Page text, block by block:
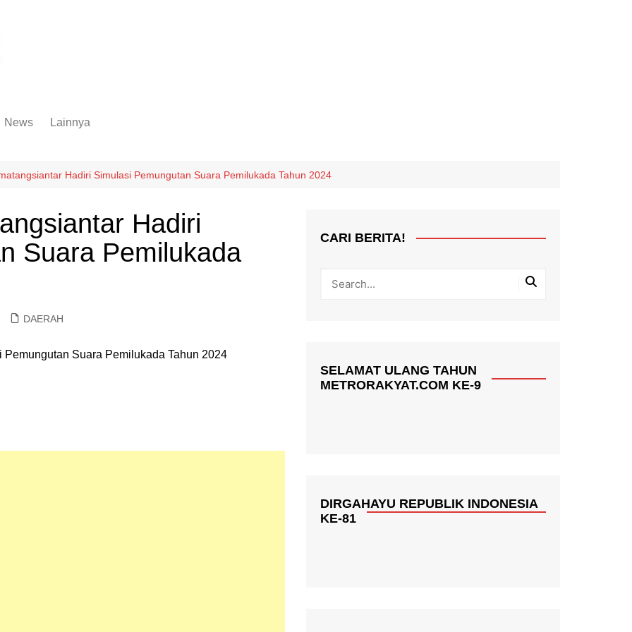
News
Internasional
Lintas Koramil – MS
Megapolitan
Peristiwa
Politik
Lainnya
Ekbis
Opini
Pendidikan
Wisata
Hadiri Simulasi Pemungutan Suara Pemilukada Tahun 2024
Hadiri
Suara Pemilukada
DAERAH
CARI BERITA!
SELAMAT ULANG TAHUN
METRORAKYAT.COM KE-9
DIRGAHAYU REPUBLIK INDONESIA
KE-81